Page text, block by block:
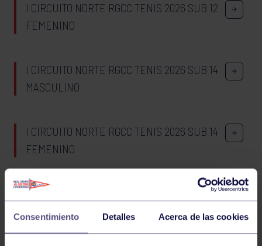
Consentimiento Detalles Acerca de las cookies
I CIRCUITO NORTE RGCC TENIS 2026 SUB 12
FEMENINO
I CIRCUITO NORTE RGCC TENIS 2026 SUB 14
MASCULINO
I CIRCUITO NORTE RGCC TENIS 2026 SUB 14
FEMENINO
01 LUNES
LICENCIAS MÁSTER AUTONÓMICA NATACIÓN